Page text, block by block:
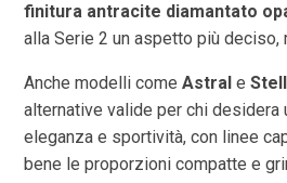
finitura antracite diamantato
alla Serie 2 un aspetto più deciso,
Anche modelli comeAstral e
alternative valide per chi desidera
eleganza e sportività, con linee
bene le proporzioni compatte e